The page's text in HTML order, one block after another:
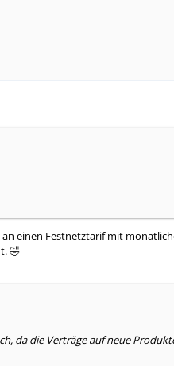
einen Festnetztarif mit
🤣
da die Verträge auf neue